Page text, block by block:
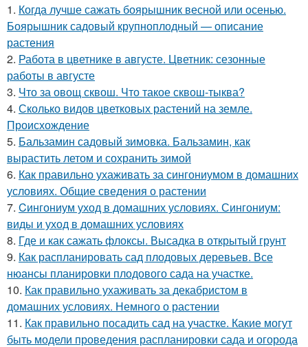
1. Когда лучше сажать боярышник весной или осенью.
Боярышник садовый крупноплодный — описание
растения
2. Работа в цветнике в августе. Цветник: сезонные
работы в августе
3. Что за овощ сквош. Что такое сквош-тыква?
4. Сколько видов цветковых растений на земле.
Происхождение
5. Бальзамин садовый зимовка. Бальзамин, как
вырастить летом и сохранить зимой
6. Как правильно ухаживать за сингониумом в домашних
условиях. Общие сведения о растении
7. Cингониум уход в домашних условиях. Сингониум:
виды и уход в домашних условиях
8. Где и как сажать флоксы. Высадка в открытый грунт
9. Как распланировать сад плодовых деревьев. Все
нюансы планировки плодового сада на участке.
10. Как правильно ухаживать за декабристом в
домашних условиях. Немного о растении
11. Как правильно посадить сад на участке. Какие могут
быть модели проведения распланировки сада и огорода